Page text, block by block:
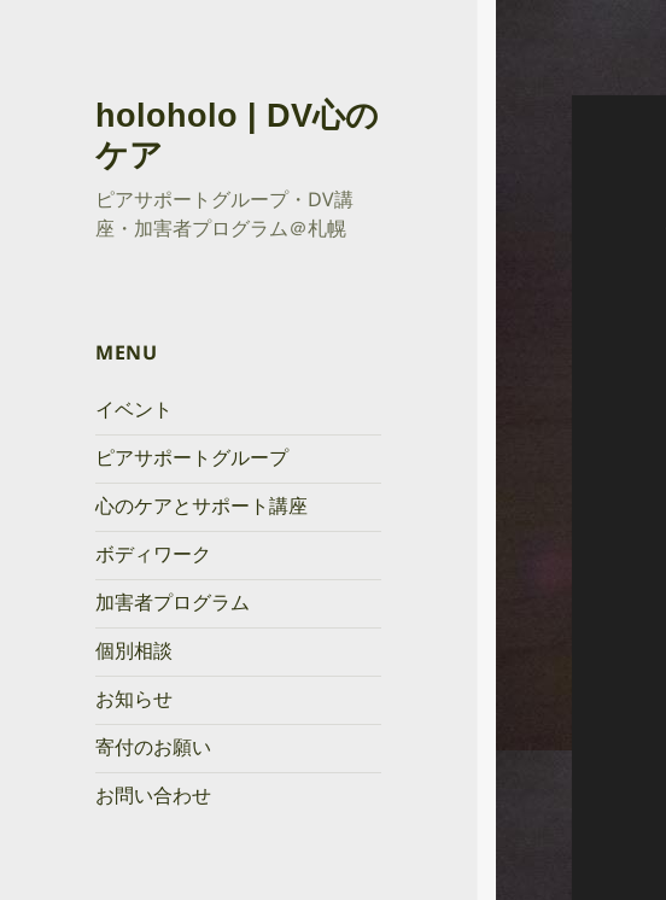
holoholo | DV心の
ケア
ピアサポートグループ・DV講
座・加害者プログラム＠札幌
MENU
イベント
ピアサポートグループ
心のケアとサポート講座
ボディワーク
加害者プログラム
個別相談
お知らせ
寄付のお願い
お問い合わせ